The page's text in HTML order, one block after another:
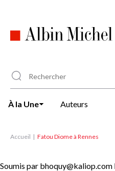
principal
À la Une Auteurs
Accueil Fatou Diome à Rennes
Soumis par bhoquy@kaliop.com